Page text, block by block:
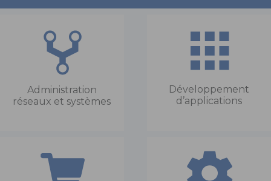
Administration
réseaux et systèmes
Développement
d’applications